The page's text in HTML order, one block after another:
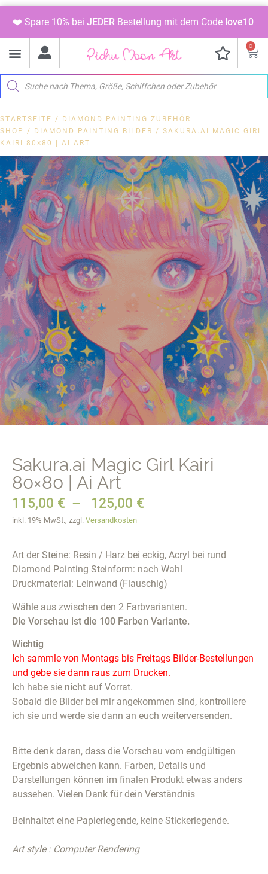
❤️ Spare 10% bei JEDER Bestellung mit dem Code love10
0
STARTSEITE /
DIAMOND PAINTING ZUBEHÖR
SHOP / DIAMOND PAINTING BILDER / SAKURA.AI MAGIC GIRL
KAIRI 80×80 | AI ART
Sakura.ai Magic Girl Kairi
80×80 | Ai Art
115,00 € – 125,00 €
inkl. 19% MwSt., zzgl. Versandkosten
Art der Steine: Resin / Harz bei eckig, Acryl bei rund
Diamond Painting Steinform: nach Wahl
Druckmaterial: Leinwand (Flauschig)
Wähle aus zwischen den 2 Farbvarianten.
Die Vorschau ist die 100 Farben Variante.
Wichtig
Ich sammle von Montags bis Freitags Bilder-Bestellungen
und gebe sie dann raus zum Drucken.
Ich habe sie nicht auf Vorrat.
Sobald die Bilder bei mir angekommen sind, kontrolliere
ich sie und werde sie dann an euch weiterversenden.
Bitte denk daran, dass die Vorschau vom endgültigen
Ergebnis abweichen kann. Farben, Details und
Darstellungen können im finalen Produkt etwas anders
aussehen. Vielen Dank für dein Verständnis
Beinhaltet eine Papierlegende, keine Stickerlegende.
Art style : Computer Rendering